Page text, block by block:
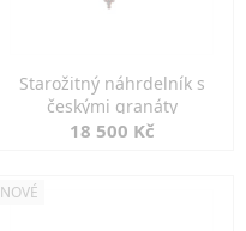
Starožitný náhrdelník s
českými granáty
18 500 Kč
NOVÉ